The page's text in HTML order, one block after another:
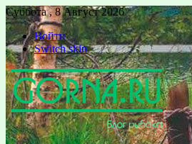
Суббота , 8 Август 2026
Войти
Switch skin